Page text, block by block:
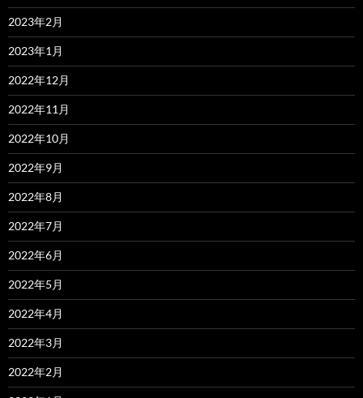
2023年2月
2023年1月
2022年12月
2022年11月
2022年10月
2022年9月
2022年8月
2022年7月
2022年6月
2022年5月
2022年4月
2022年3月
2022年2月